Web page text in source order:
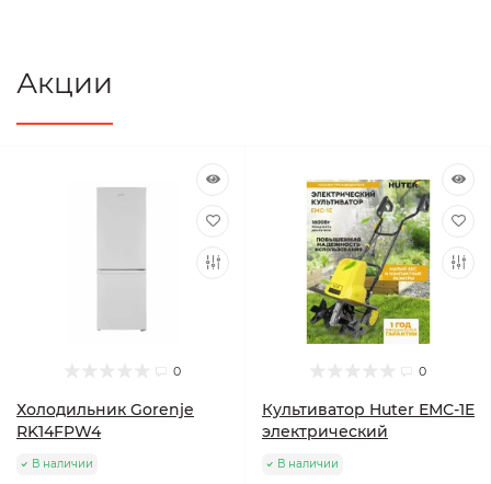
Акции
0
Холодильник Gorenje
RK14FPW4
В наличии
0
Культиватор Huter ЕМС-1E
электрический
В наличии